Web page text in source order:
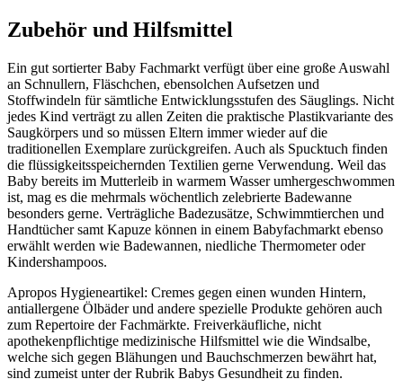
Zubehör und Hilfsmittel
Ein gut sortierter Baby Fachmarkt verfügt über eine große Auswahl
an Schnullern, Fläschchen, ebensolchen Aufsetzen und
Stoffwindeln für sämtliche Entwicklungsstufen des Säuglings. Nicht
jedes Kind verträgt zu allen Zeiten die praktische Plastikvariante des
Saugkörpers und so müssen Eltern immer wieder auf die
traditionellen Exemplare zurückgreifen. Auch als Spucktuch finden
die flüssigkeitsspeichernden Textilien gerne Verwendung. Weil das
Baby bereits im Mutterleib in warmem Wasser umhergeschwommen
ist, mag es die mehrmals wöchentlich zelebrierte Badewanne
besonders gerne. Verträgliche Badezusätze, Schwimmtierchen und
Handtücher samt Kapuze können in einem Babyfachmarkt ebenso
erwählt werden wie Badewannen, niedliche Thermometer oder
Kindershampoos.
Apropos Hygieneartikel: Cremes gegen einen wunden Hintern,
antiallergene Ölbäder und andere spezielle Produkte gehören auch
zum Repertoire der Fachmärkte. Freiverkäufliche, nicht
apothekenpflichtige medizinische Hilfsmittel wie die Windsalbe,
welche sich gegen Blähungen und Bauchschmerzen bewährt hat,
sind zumeist unter der Rubrik Babys Gesundheit zu finden.